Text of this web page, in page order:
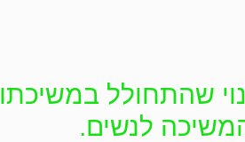
שהתחולל במשיכתו
לנשים.